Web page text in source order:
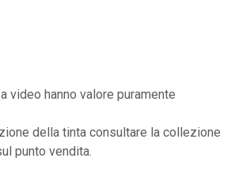
video hanno valore puramente
della tinta consultare la collezione
punto vendita.